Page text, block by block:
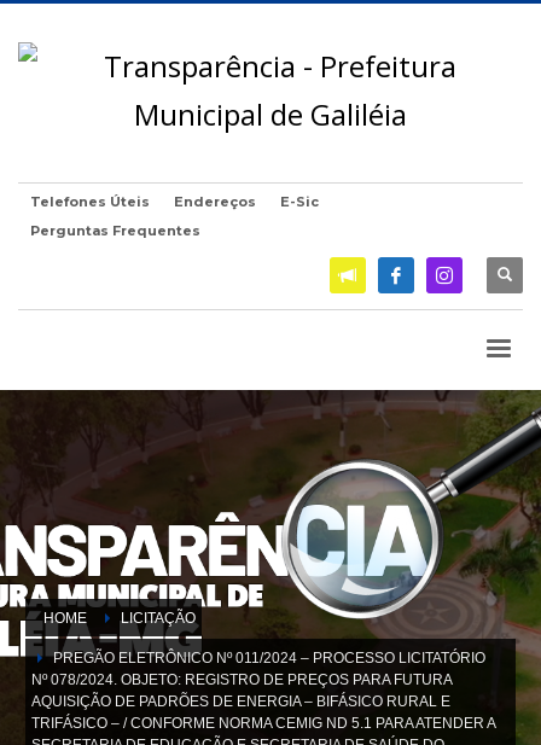
Telefones Úteis Endereços
E-Sic
Perguntas Frequentes
HOME LICITAÇÃO
PREGÃO ELETRÔNICO Nº 011/2024 – PROCESSO LICITATÓRIO
Nº 078/2024. OBJETO: REGISTRO DE PREÇOS PARA FUTURA
AQUISIÇÃO DE PADRÕES DE ENERGIA – BIFÁSICO RURAL E
TRIFÁSICO – / CONFORME NORMA CEMIG ND 5.1 PARA ATENDER A